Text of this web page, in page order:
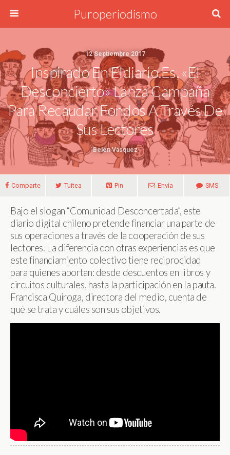
Puroperiodismo
12 Septiembre 2017
Inspirado En Eldiario.es, «El
Desconcierto» Lanza Campaña
Para Recaudar Fondos A Través De
Sus Lectores
Belén Vásquez
Comparte Tuitea Pin Envía SMS
Bajo el slogan “Comunidad Desconcertada”, este
diario digital chileno pretende financiar una parte de
sus operaciones a través de la cooperación de sus
lectores. La diferencia con otras experiencias es que
este financiamiento colectivo tiene reciprocidad
para quienes aportan: desde descuentos en libros y
circuitos culturales, hasta la participación en la pauta.
Francisca Quiroga, directora del medio, cuenta de
qué se trata y cuáles son sus objetivos.